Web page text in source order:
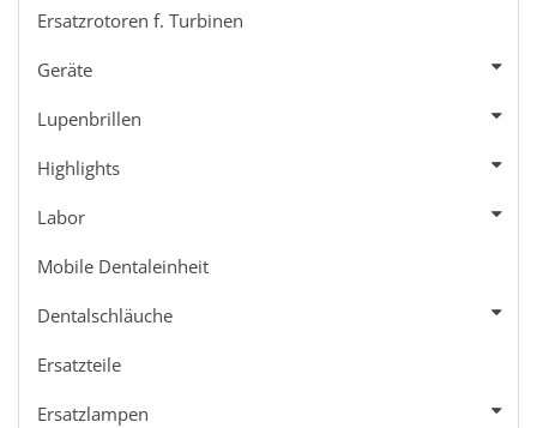
Ersatzrotoren f. Turbinen
Geräte
Lupenbrillen
Highlights
Labor
Mobile Dentaleinheit
Dentalschläuche
Ersatzteile
Ersatzlampen